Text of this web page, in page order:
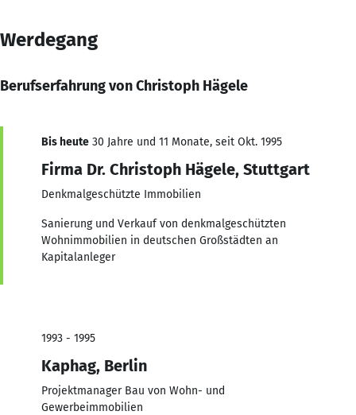
Werdegang
Berufserfahrung von Christoph Hägele
Bis heute 30 Jahre und 11 Monate, seit Okt. 1995
Firma Dr. Christoph Hägele, Stuttgart
Denkmalgeschützte Immobilien
Sanierung und Verkauf von denkmalgeschützten
Wohnimmobilien in deutschen Großstädten an
Kapitalanleger
1993 - 1995
Kaphag, Berlin
Projektmanager Bau von Wohn- und
Gewerbeimmobilien